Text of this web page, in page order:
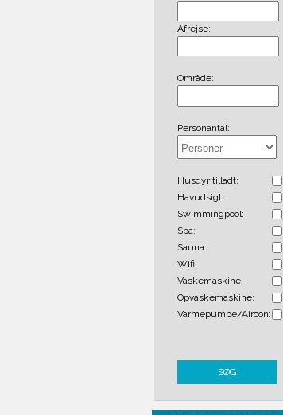
Afrejse:
Område:
Personantal:
Husdyr tilladt:
Havudsigt:
Swimmingpool:
Spa:
Sauna:
Wifi:
Vaskemaskine:
Opvaskemaskine:
Varmepumpe/Aircon:
SØG